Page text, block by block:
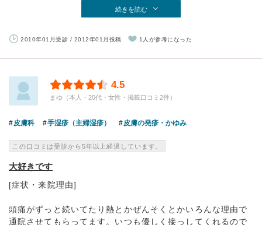
続きを読む
2010年01月受診 / 2012年01月投稿 1人が参考になった
4.5
まゆ（本人・20代・女性・掲載口コミ2件）
皮膚科 手湿疹（主婦湿疹） 皮膚の発疹・かゆみ
この口コミは受診から5年以上経過しています。
大好きです
[症状・来院理由]
頭痛がずっと続いてたり熱とかぜんそくとかいろんな理由で
通院させてもらってます。いつも優しく接っしてくれるので